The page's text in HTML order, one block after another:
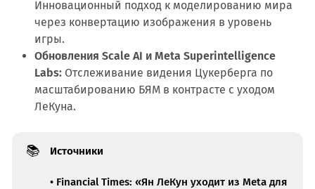
Инновационный подход к моделированию мира
через конвертацию изображения в уровень
игры.
Обновления Scale AI и Meta Superintelligence
Labs:Отслеживание видения Цукерберга по
масштабированию БЯМ в контрасте с уходом
ЛеКуна.
📚 Источники
• Financial Times: «Ян ЛеКун уходит из Meta для